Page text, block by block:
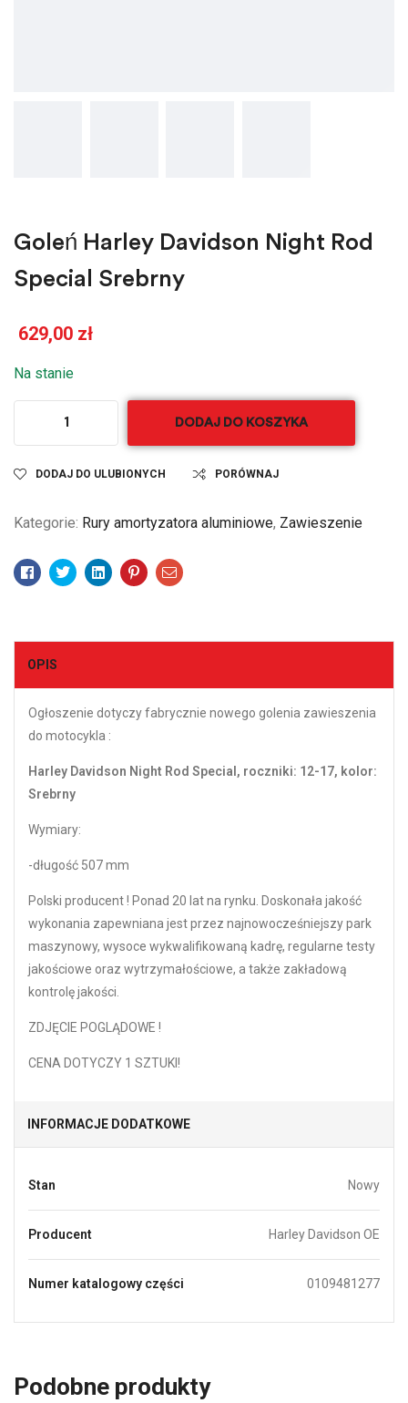
Goleń Harley Davidson Night Rod
Special Srebrny
629,00 zł
Na stanie
DODAJ DO KOSZYKA
DODAJ DO ULUBIONYCH PORÓWNAJ
Kategorie: Rury amortyzatora aluminiowe, Zawieszenie
Facebook
TwitterLinkedinPinterestEmail
OPIS
Ogłoszenie dotyczy fabrycznie nowego golenia zawieszenia
do motocykla :
Harley Davidson Night Rod Special, roczniki: 12-17, kolor:
Srebrny
Wymiary:
-długość 507 mm
Polski producent ! Ponad 20 lat na rynku. Doskonała jakość
wykonania zapewniana jest przez najnowocześniejszy park
maszynowy, wysoce wykwalifikowaną kadrę, regularne testy
jakościowe oraz wytrzymałościowe, a także zakładową
kontrolę jakości.
ZDJĘCIE POGLĄDOWE !
CENA DOTYCZY 1 SZTUKI!
INFORMACJE DODATKOWE
Stan Nowy
Producent Harley Davidson OE
Numer katalogowy części 0109481277
Podobne produkty